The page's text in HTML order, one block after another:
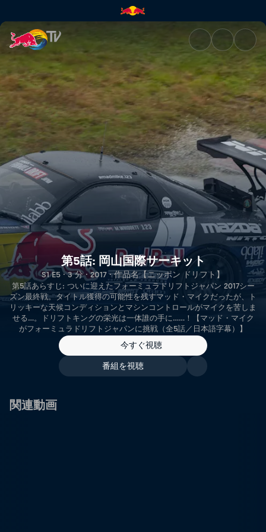
第5話: 岡山国際サーキット |
第5話: 岡山国際サーキット
S1 E5 · 3 分 · 2017 · 作品名【ニッポン ドリフト】
第5話あらすじ: ついに迎えたフォーミュラドリフトジャパン 2017シー
ズン最終戦。タイトル獲得の可能性を残すマッド・マイクだったが、ト
リッキーな天候コンディションとマシンコントロールがマイクを苦しま
せる…。ドリフトキングの栄光は一体誰の手に……！【マッド・マイク
がフォーミュラドリフトジャパンに挑戦（全5話／日本語字幕）】
今すぐ視聴
番組を視聴
関連動画